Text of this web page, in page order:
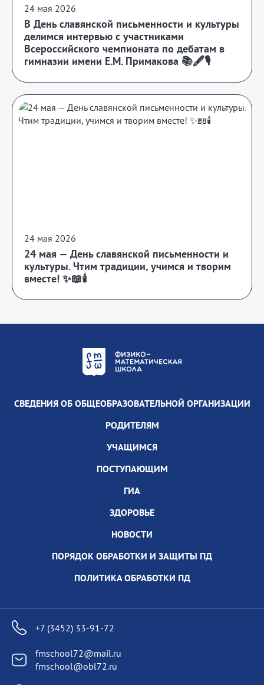
24 мая 2026
В День славянской письменности и культуры
делимся интервью с участниками
Всероссийского чемпионата по дебатам в
гимназии имени Е.М. Примакова 📚🖋️🎙️
24 мая 2026
24 мая — День славянской письменности и
культуры. Чтим традиции, учимся и творим
вместе! ✨📖🕯️
СВЕДЕНИЯ ОБ ОБЩЕОБРАЗОВАТЕЛЬНОЙ ОРГАНИЗАЦИИ
РОДИТЕЛЯМ
УЧАЩИМСЯ
ПОСТУПАЮЩИМ
ГИА
ЗДОРОВЬЕ
НОВОСТИ
ПОРЯДОК ОБРАБОТКИ И ЗАЩИТЫ ПД
ПОЛИТИКА ОБРАБОТКИ ПД
+7 (3452) 33-91-72
fmschool72@mail.ru
fmschool@obl72.ru